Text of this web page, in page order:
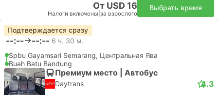
От USD 16
Налоги включены за взрослого
Выбрать время
Подтверждается сразу
--:-- --:-- 6 ч. 30 м.
Spbu Gayamsari Semarang, Центральная Ява
Buah Batu Bandung
Премиум место | Автобус
Daytrans 4.3